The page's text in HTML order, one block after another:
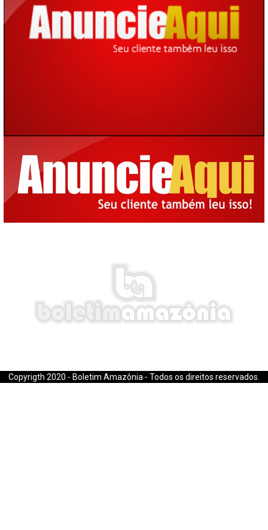
Copyrigth 2020 - Boletim Amazônia - Todos os direitos reservados.